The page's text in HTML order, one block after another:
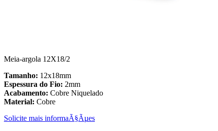
Meia-argola 12X18/2
Tamanho: 12x18mm
Espessura do Fio: 2mm
Acabamento: Cobre Niquelado
Material: Cobre
Solicite mais informaÃ§Ãµes